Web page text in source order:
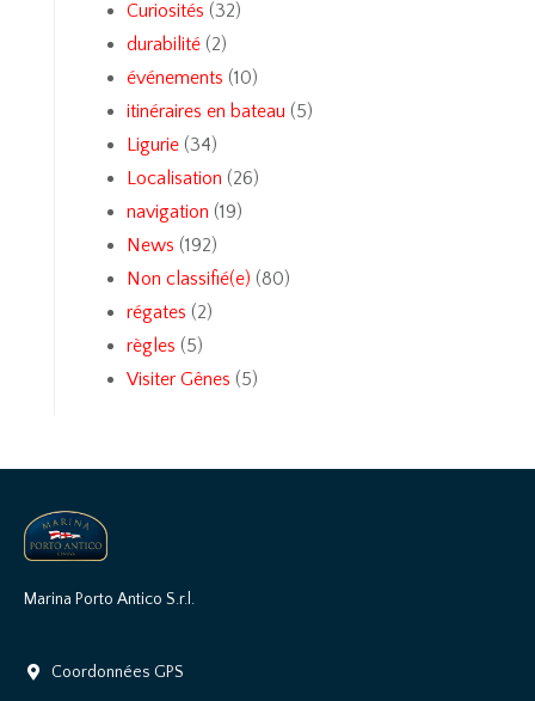
Curiosités (32)
durabilité (2)
événements (10)
itinéraires en bateau (5)
Ligurie (34)
Localisation (26)
navigation (19)
News (192)
Non classifié(e) (80)
régates (2)
règles (5)
Visiter Gênes (5)
Marina Porto Antico S.r.l.
Coordonnées GPS